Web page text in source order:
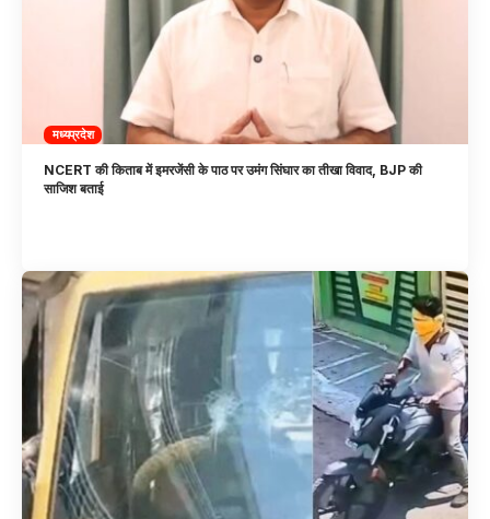
मध्यप्रदेश
NCERT की किताब में इमरजेंसी के पाठ पर उमंग सिंघार का तीखा विवाद, BJP की
साजिश बताई